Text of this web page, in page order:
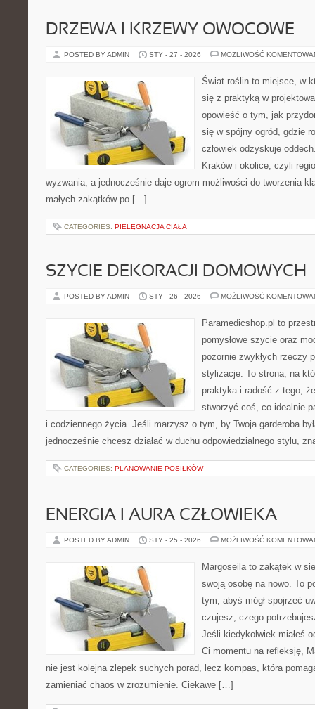
DRZEWA I KRZEWY OWOCOWE
POSTED BY ADMIN STY - 27 - 2026 MOŻLIWOŚĆ
Świat roślin to miejsce, w
się z praktyką w
opowieść o tym, jak
się w spójny ogród, gdzie
człowiek odzyskuje
Kraków i okolice, czyli
wyzwania, a jednocześnie daje ogrom możliwości do tworzenia
małych zakątków po […]
CATEGORIES: PIELĘGNACJA CIAŁA
SZYCIE DEKORACJI DOMOWYCH
POSTED BY ADMIN STY - 26 - 2026 MOŻLIWOŚĆ
Paramedicshop.pl to
pomysłowe szycie oraz
pozornie zwykłych rzeczy
stylizacje. To strona, na
praktyka i radość z tego,
stworzyć coś, co idealnie
i codziennego życia. Jeśli marzysz o tym, by Twoja garderoba
jednocześnie chcesz działać w duchu odpowiedzialnego stylu,
CATEGORIES: PLANOWANIE POSIŁKÓW
ENERGIA I AURA CZŁOWIEKA
POSTED BY ADMIN STY - 25 - 2026 MOŻLIWOŚĆ
Margoseila to zakątek w
swoją osobę na nowo. To
tym, abyś mógł spojrzeć
czujesz, czego
Jeśli kiedykolwiek miałeś
Ci momentu na refleksję,
nie jest kolejna zlepek suchych porad, lecz kompas, która
zamieniać chaos w zrozumienie. Ciekawe […]